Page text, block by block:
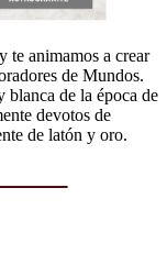
te animamos a crear
de Mundos.
blanca de la época de
devotos de
de latón y oro.